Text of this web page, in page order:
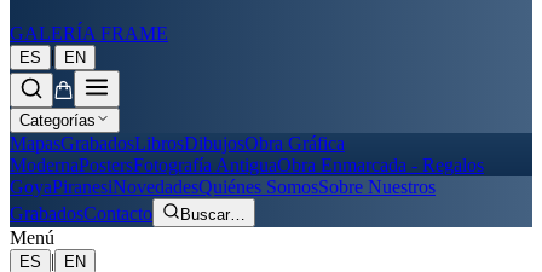
GALERÍA FRAME
ES | EN
Categorías
MapasGrabadosLibrosDibujosObra Gráfica
ModernaPostersFotografía AntiguaObra Enmarcada - Regalos
GoyaPiranesiNovedadesQuiénes SomosSobre Nuestros
GrabadosContacto Buscar…
Menú
ES |
EN